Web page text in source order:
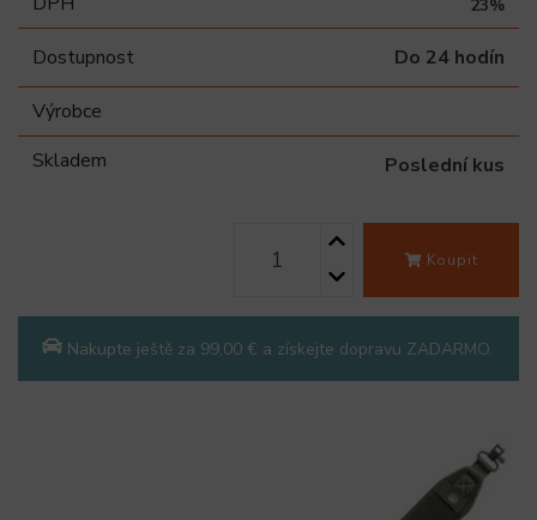
23%
Dostupnost Do 24 hodín
Výrobce
Skladem
Poslední kus
Koupit
Nakupte ještě za 99,00 € a získejte dopravu ZADARMO.